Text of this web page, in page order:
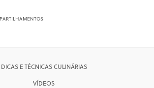
DICAS E TÉCNICAS CULINÁRIAS
VÍDEOS